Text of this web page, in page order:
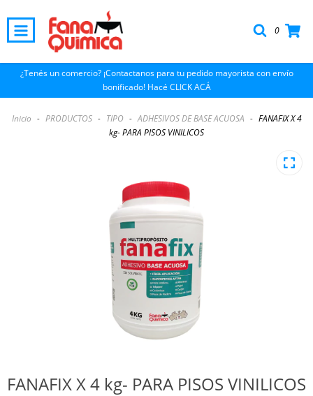
0
¿Tenés un comercio? ¡Contactanos para tu pedido mayorista con envío
bonificado! Hacé CLICK ACÁ
Inicio - PRODUCTOS - TIPO - ADHESIVOS DE BASE ACUOSA - FANAFIX X 4
kg- PARA PISOS VINILICOS
FANAFIX X 4 kg- PARA PISOS VINILICOS